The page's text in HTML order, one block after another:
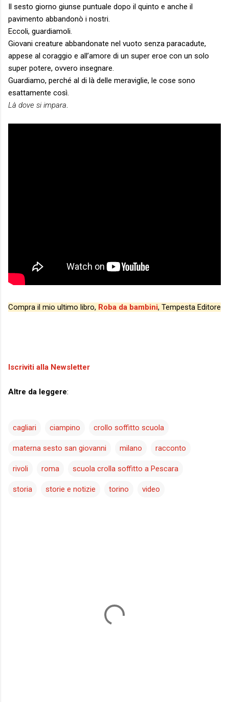
Il sesto giorno giunse puntuale dopo il quinto e anche il
pavimento abbandonò i nostri.
Eccoli, guardiamoli.
Giovani creature abbandonate nel vuoto senza paracadute,
appese al coraggio e all’amore di un super eroe con un solo
super potere, ovvero insegnare.
Guardiamo, perché al di là delle meraviglie, le cose sono
esattamente così.
Là dove si impara.
Compra il mio ultimo libro, Roba da bambini, Tempesta Editore
Iscriviti alla Newsletter
Altre da leggere:
cagliari ciampino crollo soffitto scuola
materna sesto san giovanni milano racconto
rivoli roma scuola crolla soffitto a Pescara
storia storie e notizie torino video